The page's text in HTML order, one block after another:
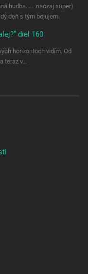
hudba.......naozaj super)
deň s tým bojujem.
diel 160
horizontoch vidím. Od
teraz v…